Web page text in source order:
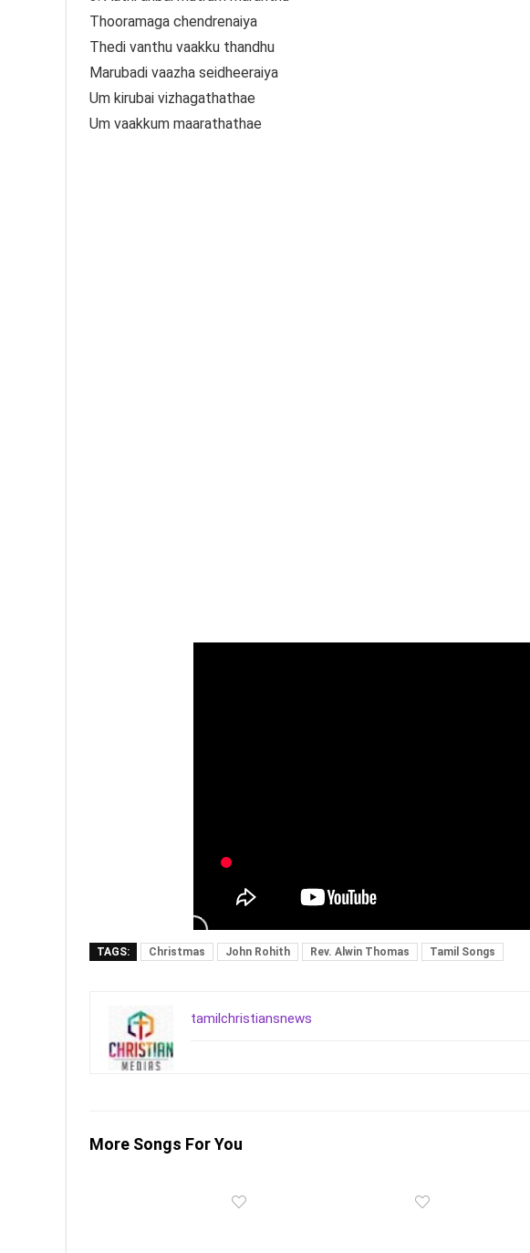
Thooramaga chendrenaiya
Thedi vanthu vaakku thandhu
Marubadi vaazha seidheeraiya
Um kirubai vizhagathathae
Um vaakkum maarathathae
TAGS: Christmas John Rohith Rev. Alwin Thomas Tamil Songs
tamilchristiansnews
More Songs For You